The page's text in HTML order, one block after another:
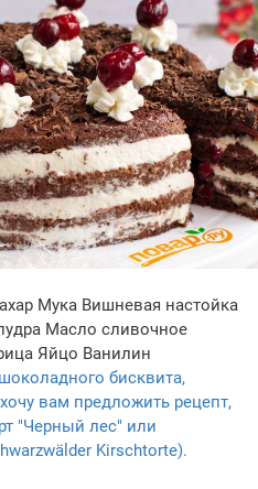
Мука Вишневая настойка
Масло сливочное
Яйцо Ванилин
бисквита,
вам предложить рецепт,
"Черный лес" или
Kirschtorte).